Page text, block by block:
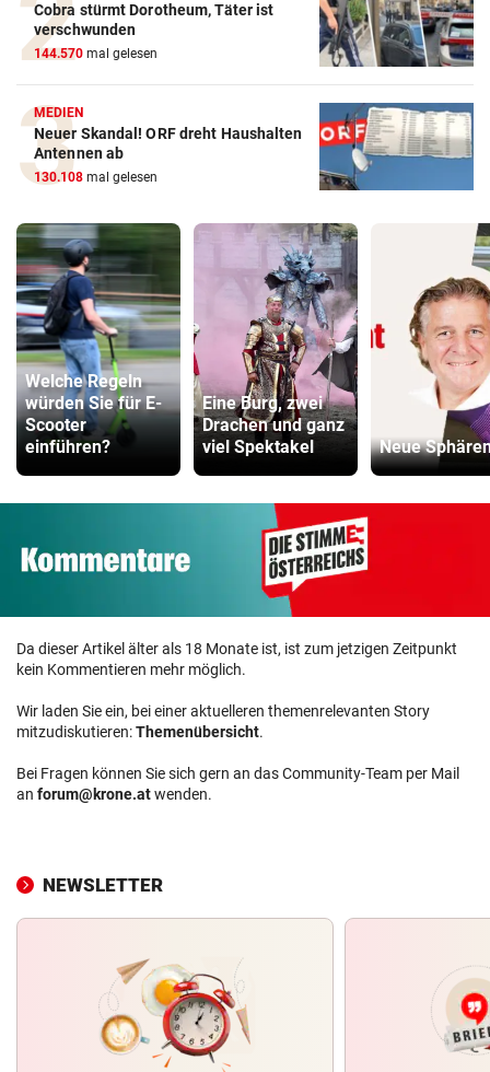
Cobra stürmt Dorotheum, Täter ist
verschwunden
144.570 mal gelesen
MEDIEN
Neuer Skandal! ORF dreht Haushalten
Antennen ab
130.108 mal gelesen
Welche Regeln
würden Sie für E-
Scooter
einführen?
Eine Burg, zwei
Drachen und ganz
viel Spektakel
Neue
Da dieser Artikel älter als 18 Monate ist, ist zum jetzigen Zeitpunkt
kein Kommentieren mehr möglich.
Wir laden Sie ein, bei einer aktuelleren themenrelevanten Story
mitzudiskutieren:Themenübersicht.
Bei Fragen können Sie sich gern an das Community-Team per Mail
an forum@krone.atwenden.
NEWSLETTER